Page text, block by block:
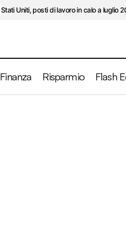
Stati Uniti, posti di lavoro in calo a luglio
Finanza Risparmio Flash